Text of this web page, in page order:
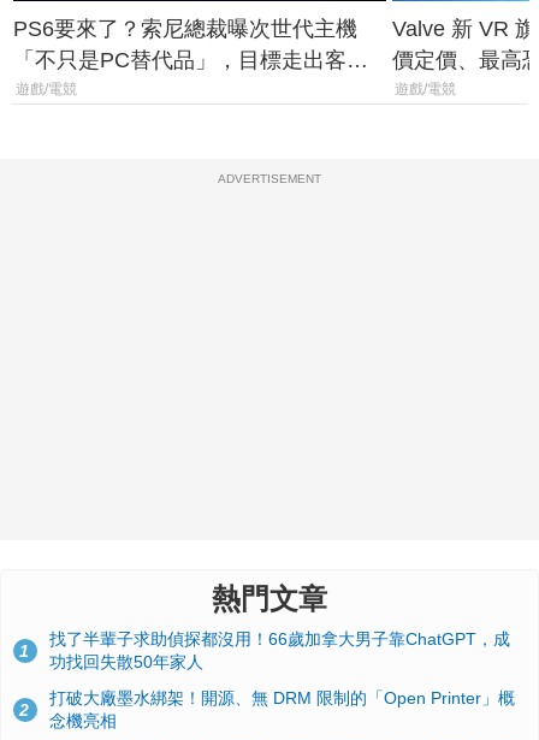
PS6要來了？索尼總裁曝次世代主機
「不只是PC替代品」，目標走出客
廳、進軍電競桌面
遊戲/電競
Valve 新 VR
價定價、最高
遊戲/電競
ADVERTISEMENT
熱門文章
1
找了半輩子求助偵探都沒用！66歲加拿大男子靠ChatGPT，成
功找回失散50年家人
2
打破大廠墨水綁架！開源、無 DRM 限制的「Open Printer」概
念機亮相